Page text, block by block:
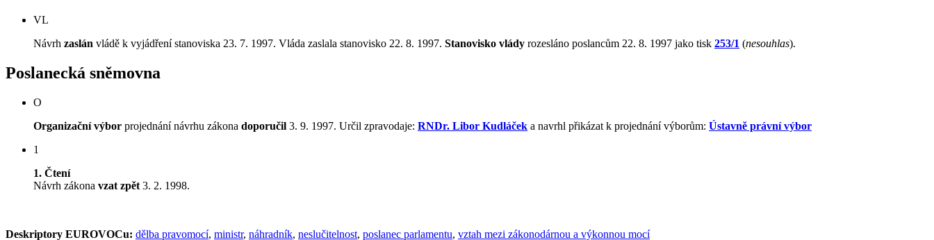
VL
Návrh zaslán vládě k vyjádření stanoviska 23. 7. 1997. Vláda zaslala stanovisko 22. 8. 1997. Stanovisko vlády rozesláno poslancům 22. 8. 1997 jako tisk 253/1 (nesouhlas).
Poslanecká sněmovna
O
Organizační výbor projednání návrhu zákona doporučil 3. 9. 1997. Určil zpravodaje: RNDr. Libor Kudláček a navrhl přikázat k projednání výborům: Ústavně právní výbor
1
1. Čtení
Návrh zákona vzat zpět 3. 2. 1998.
Deskriptory EUROVOCu: dělba pravomocí, ministr, náhradník, neslučitelnost, poslanec parlamentu, vztah mezi zákonodárnou a výkonnou mocí